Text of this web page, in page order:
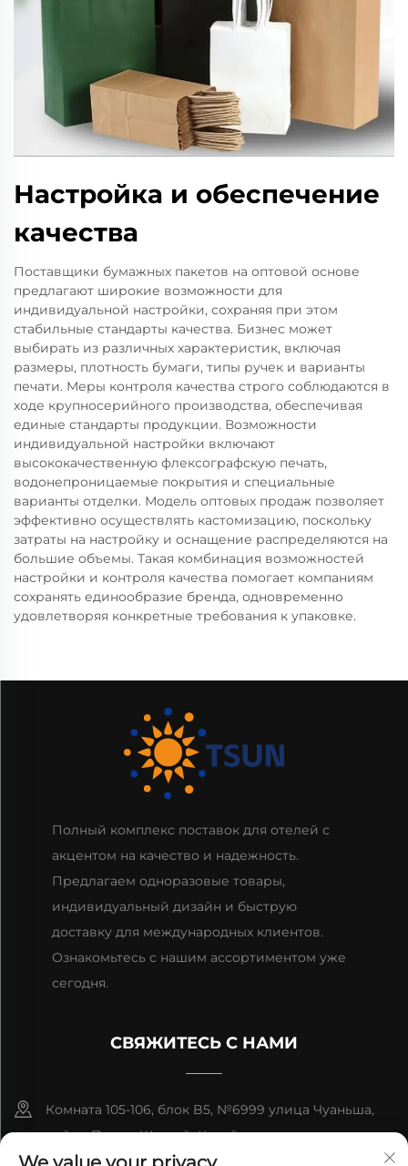
Настройка и обеспечение
качества
Поставщики бумажных пакетов на оптовой основе
предлагают широкие возможности для
индивидуальной настройки, сохраняя при этом
стабильные стандарты качества. Бизнес может
выбирать из различных характеристик, включая
размеры, плотность бумаги, типы ручек и варианты
печати. Меры контроля качества строго соблюдаются в
ходе крупносерийного производства, обеспечивая
единые стандарты продукции. Возможности
индивидуальной настройки включают
высококачественную флексографскую печать,
водонепроницаемые покрытия и специальные
варианты отделки. Модель оптовых продаж позволяет
эффективно осуществлять кастомизацию, поскольку
затраты на настройку и оснащение распределяются на
большие объемы. Такая комбинация возможностей
настройки и контроля качества помогает компаниям
сохранять единообразие бренда, одновременно
удовлетворяя конкретные требования к упаковке.
Полный комплекс поставок для отелей с
акцентом на качество и надежность.
Предлагаем одноразовые товары,
индивидуальный дизайн и быструю
доставку для международных клиентов.
Ознакомьтесь с нашим ассортиментом уже
сегодня.
СВЯЖИТЕСЬ С НАМИ
Комната 105-106, блок B5, №6999 улица Чуаньша,
район Пудун, Шанхай, Китай